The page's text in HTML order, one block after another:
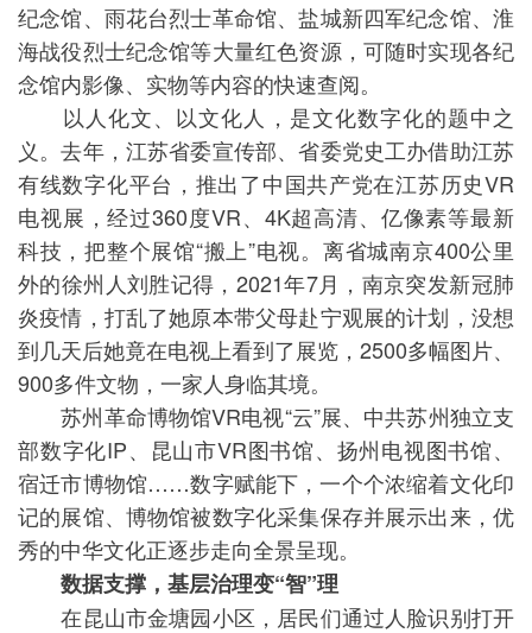
纪念馆、雨花台烈士革命馆、盐城新四军纪念馆、淮
海战役烈士纪念馆等大量红色资源，可随时实现各纪
念馆内影像、实物等内容的快速查阅。
以人化文、以文化人，是文化数字化的题中之
义。去年，江苏省委宣传部、省委党史工办借助江苏
有线数字化平台，推出了中国共产党在江苏历史VR
电视展，经过360度VR、4K超高清、亿像素等最新
科技，把整个展馆“搬上”电视。离省城南京400公里
外的徐州人刘胜记得，2021年7月，南京突发新冠肺
炎疫情，打乱了她原本带父母赴宁观展的计划，没想
到几天后她竟在电视上看到了展览，2500多幅图片、
900多件文物，一家人身临其境。
苏州革命博物馆VR电视“云”展、中共苏州独立支
部数字化IP、昆山市VR图书馆、扬州电视图书馆、
宿迁市博物馆……数字赋能下，一个个浓缩着文化印
记的展馆、博物馆被数字化采集保存并展示出来，优
秀的中华文化正逐步走向全景呈现。
数据支撑，基层治理变“智”理
在昆山市金塘园小区，居民们通过人脸识别打开